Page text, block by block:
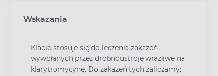
Wskazania
Klacid stosuje się do leczenia zakażeń
wywołanych przez drobnoustroje wrażliwe na
klarytromycynę. Do zakażeń tych zaliczamy: